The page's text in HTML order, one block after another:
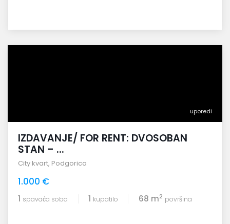
uporedi
IZDAVANJE/ FOR RENT: DVOSOBAN
STAN – ...
City kvart, Podgorica
1.000 €
1 spavaća soba 1 kupatilo 68 m2 površina